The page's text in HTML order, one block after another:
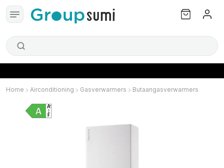
Home Airconditioning Gasverwarmers Butaangasverwarmers